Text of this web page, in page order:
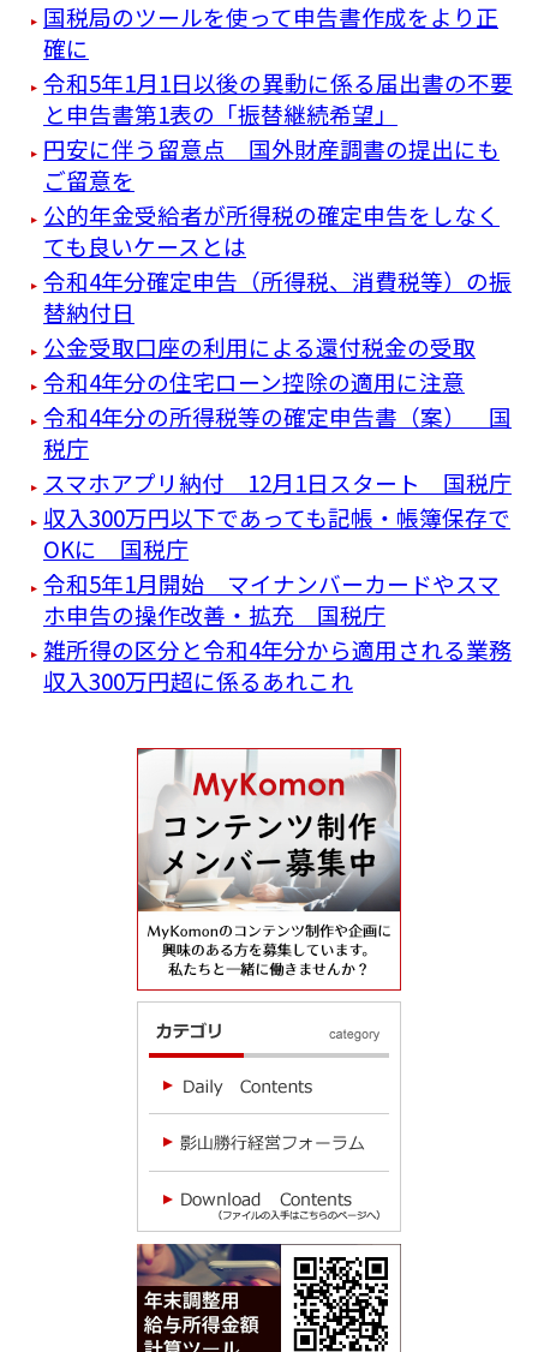
国税局のツールを使って申告書作成をより正
確に
令和5年1月1日以後の異動に係る届出書の不要
と申告書第1表の「振替継続希望」
円安に伴う留意点 国外財産調書の提出にも
ご留意を
公的年金受給者が所得税の確定申告をしなく
ても良いケースとは
令和4年分確定申告（所得税、消費税等）の振
替納付日
公金受取口座の利用による還付税金の受取
令和4年分の住宅ローン控除の適用に注意
令和4年分の所得税等の確定申告書（案） 国
税庁
スマホアプリ納付 12月1日スタート 国税庁
収入300万円以下であっても記帳・帳簿保存で
OKに 国税庁
令和5年1月開始 マイナンバーカードやスマ
ホ申告の操作改善・拡充 国税庁
雑所得の区分と令和4年分から適用される業務
収入300万円超に係るあれこれ